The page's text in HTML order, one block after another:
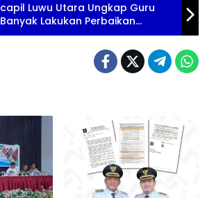
Luwu Utara Ungkap Guru
Lakukan Perbaikan
Kependudukan